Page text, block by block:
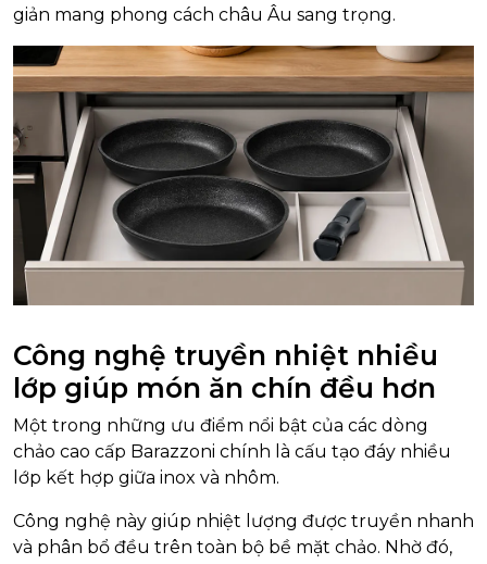
giản mang phong cách châu Âu sang trọng.
Công nghệ truyền nhiệt nhiều
lớp giúp món ăn chín đều hơn
Một trong những ưu điểm nổi bật của các dòng
chảo cao cấp Barazzoni chính là cấu tạo đáy nhiều
lớp kết hợp giữa inox và nhôm.
Công nghệ này giúp nhiệt lượng được truyền nhanh
và phân bổ đều trên toàn bộ bề mặt chảo. Nhờ đó,